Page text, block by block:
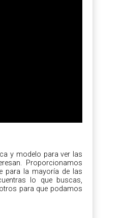
y modelo para ver las
Proporcionamos
para la mayoría de las
lo que buscas,
para que podamos